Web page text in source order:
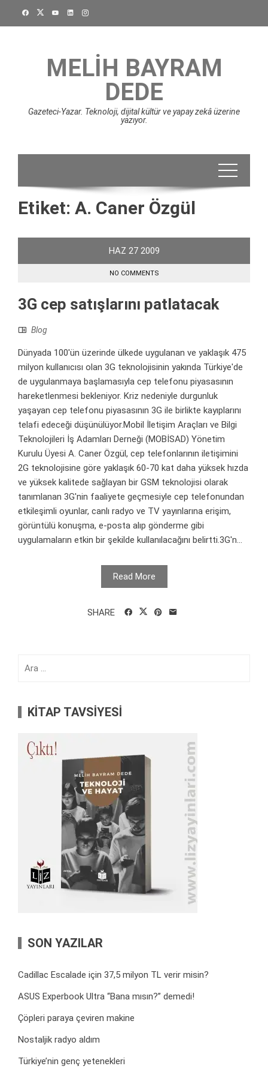
MELIH BAYRAM
DEDE
Gazeteci-Yazar. Teknoloji, dijital kültür ve yapay zekâ üzerine
yazıyor.
Etiket: A. Caner Özgül
HAZ 27 2009
NO COMMENTS
3G cep satışlarını patlatacak
Blog
Dünyada 100'ün üzerinde ülkede uygulanan ve yaklaşık 475
milyon kullanıcısı olan 3G teknolojisinin yakında Türkiye'de
de uygulanmaya başlamasıyla cep telefonu piyasasının
hareketlenmesi bekleniyor. Kriz nedeniyle durgunluk
yaşayan cep telefonu piyasasının 3G ile birlikte kayıplarını
telafi edeceği düşünülüyor.Mobil İletişim Araçları ve Bilgi
Teknolojileri İş Adamları Derneği (MOBİSAD) Yönetim
Kurulu Üyesi A. Caner Özgül, cep telefonlarının iletişimini
2G teknolojisine göre yaklaşık 60-70 kat daha yüksek hızda
ve yüksek kalitede sağlayan bir GSM teknolojisi olarak
tanımlanan 3G'nin faaliyete geçmesiyle cep telefonundan
etkileşimli oyunlar, canlı radyo ve TV yayınlarına erişim,
görüntülü konuşma, e-posta alıp gönderme gibi
uygulamaların etkin bir şekilde kullanılacağını belirtti.3G'n...
Read More
SHARE
KİTAP TAVSİYESİ
SON YAZILAR
Cadillac Escalade için 37,5 milyon TL verir misin?
ASUS Experbook Ultra “Bana mısın?” demedi!
Çöpleri paraya çeviren makine
Nostaljik radyo aldım
Türkiye’nin genç yetenekleri